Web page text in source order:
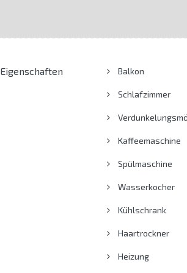
Eigenschaften Balkon
Schlafzimmer
Kaffeemaschine
Spülmaschine
Wasserkocher
Kühlschrank
Haartrockner
Heizung